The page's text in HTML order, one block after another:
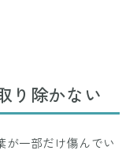
り除かない
が一部だけ傷んでい